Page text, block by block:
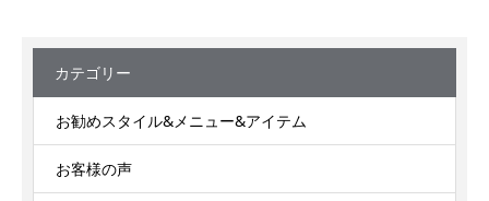
カテゴリー
お勧めスタイル&メニュー&アイテム
お客様の声